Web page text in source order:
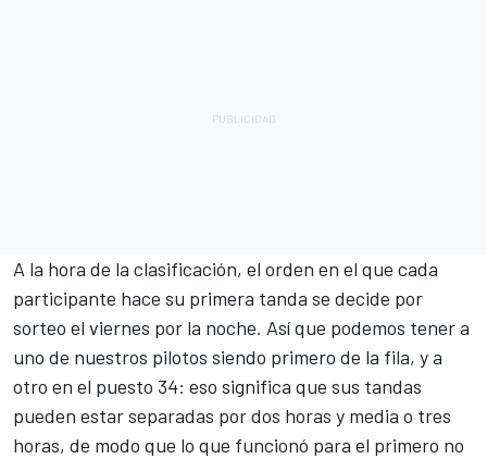
A la hora de la clasificación, el orden en el que cada
participante hace su primera tanda se decide por
sorteo el viernes por la noche. Así que podemos tener a
uno de nuestros pilotos siendo primero de la fila, y a
otro en el puesto 34: eso significa que sus tandas
pueden estar separadas por dos horas y media o tres
horas, de modo que lo que funcionó para el primero no